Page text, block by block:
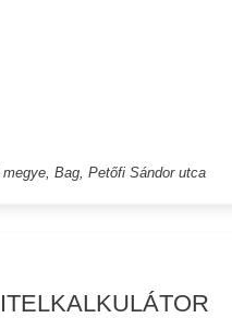
Bag, Petőfi Sándor utca